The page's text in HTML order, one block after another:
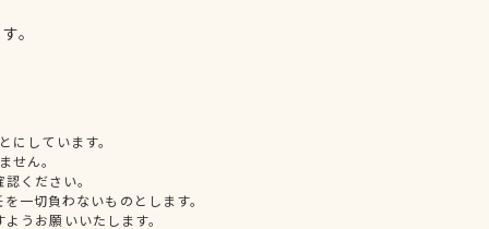
。
しています。
せん。
ください。
一切負わないものとします。
うお願いいたします。